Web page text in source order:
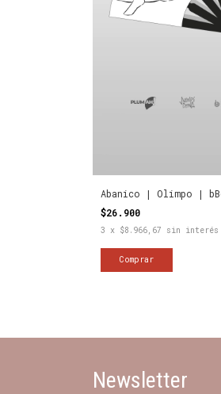
Abanico | Olimpo |
$26.900
3 x $8.966,67 sin interés
Newsletter